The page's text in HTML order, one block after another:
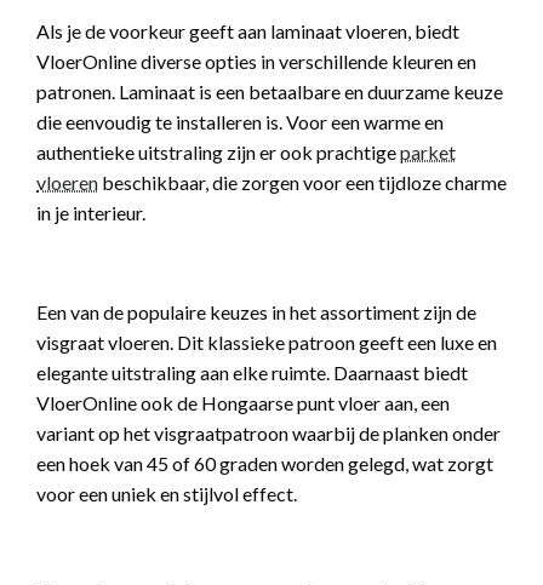
Als je de voorkeur geeft aan laminaat vloeren, biedt
VloerOnline diverse opties in verschillende kleuren en
patronen. Laminaat is een betaalbare en duurzame keuze
die eenvoudig te installeren is. Voor een warme en
authentieke uitstraling zijn er ook prachtigeparket
vloeren beschikbaar, die zorgen voor een tijdloze charme
in je interieur.
Een van de populaire keuzes in het assortiment zijn de
visgraat vloeren. Dit klassieke patroon geeft een luxe en
elegante uitstraling aan elke ruimte. Daarnaast biedt
VloerOnline ook de Hongaarse punt vloer aan, een
variant op het visgraatpatroon waarbij de planken onder
een hoek van 45 of 60 graden worden gelegd, wat zorgt
voor een uniek en stijlvol effect.